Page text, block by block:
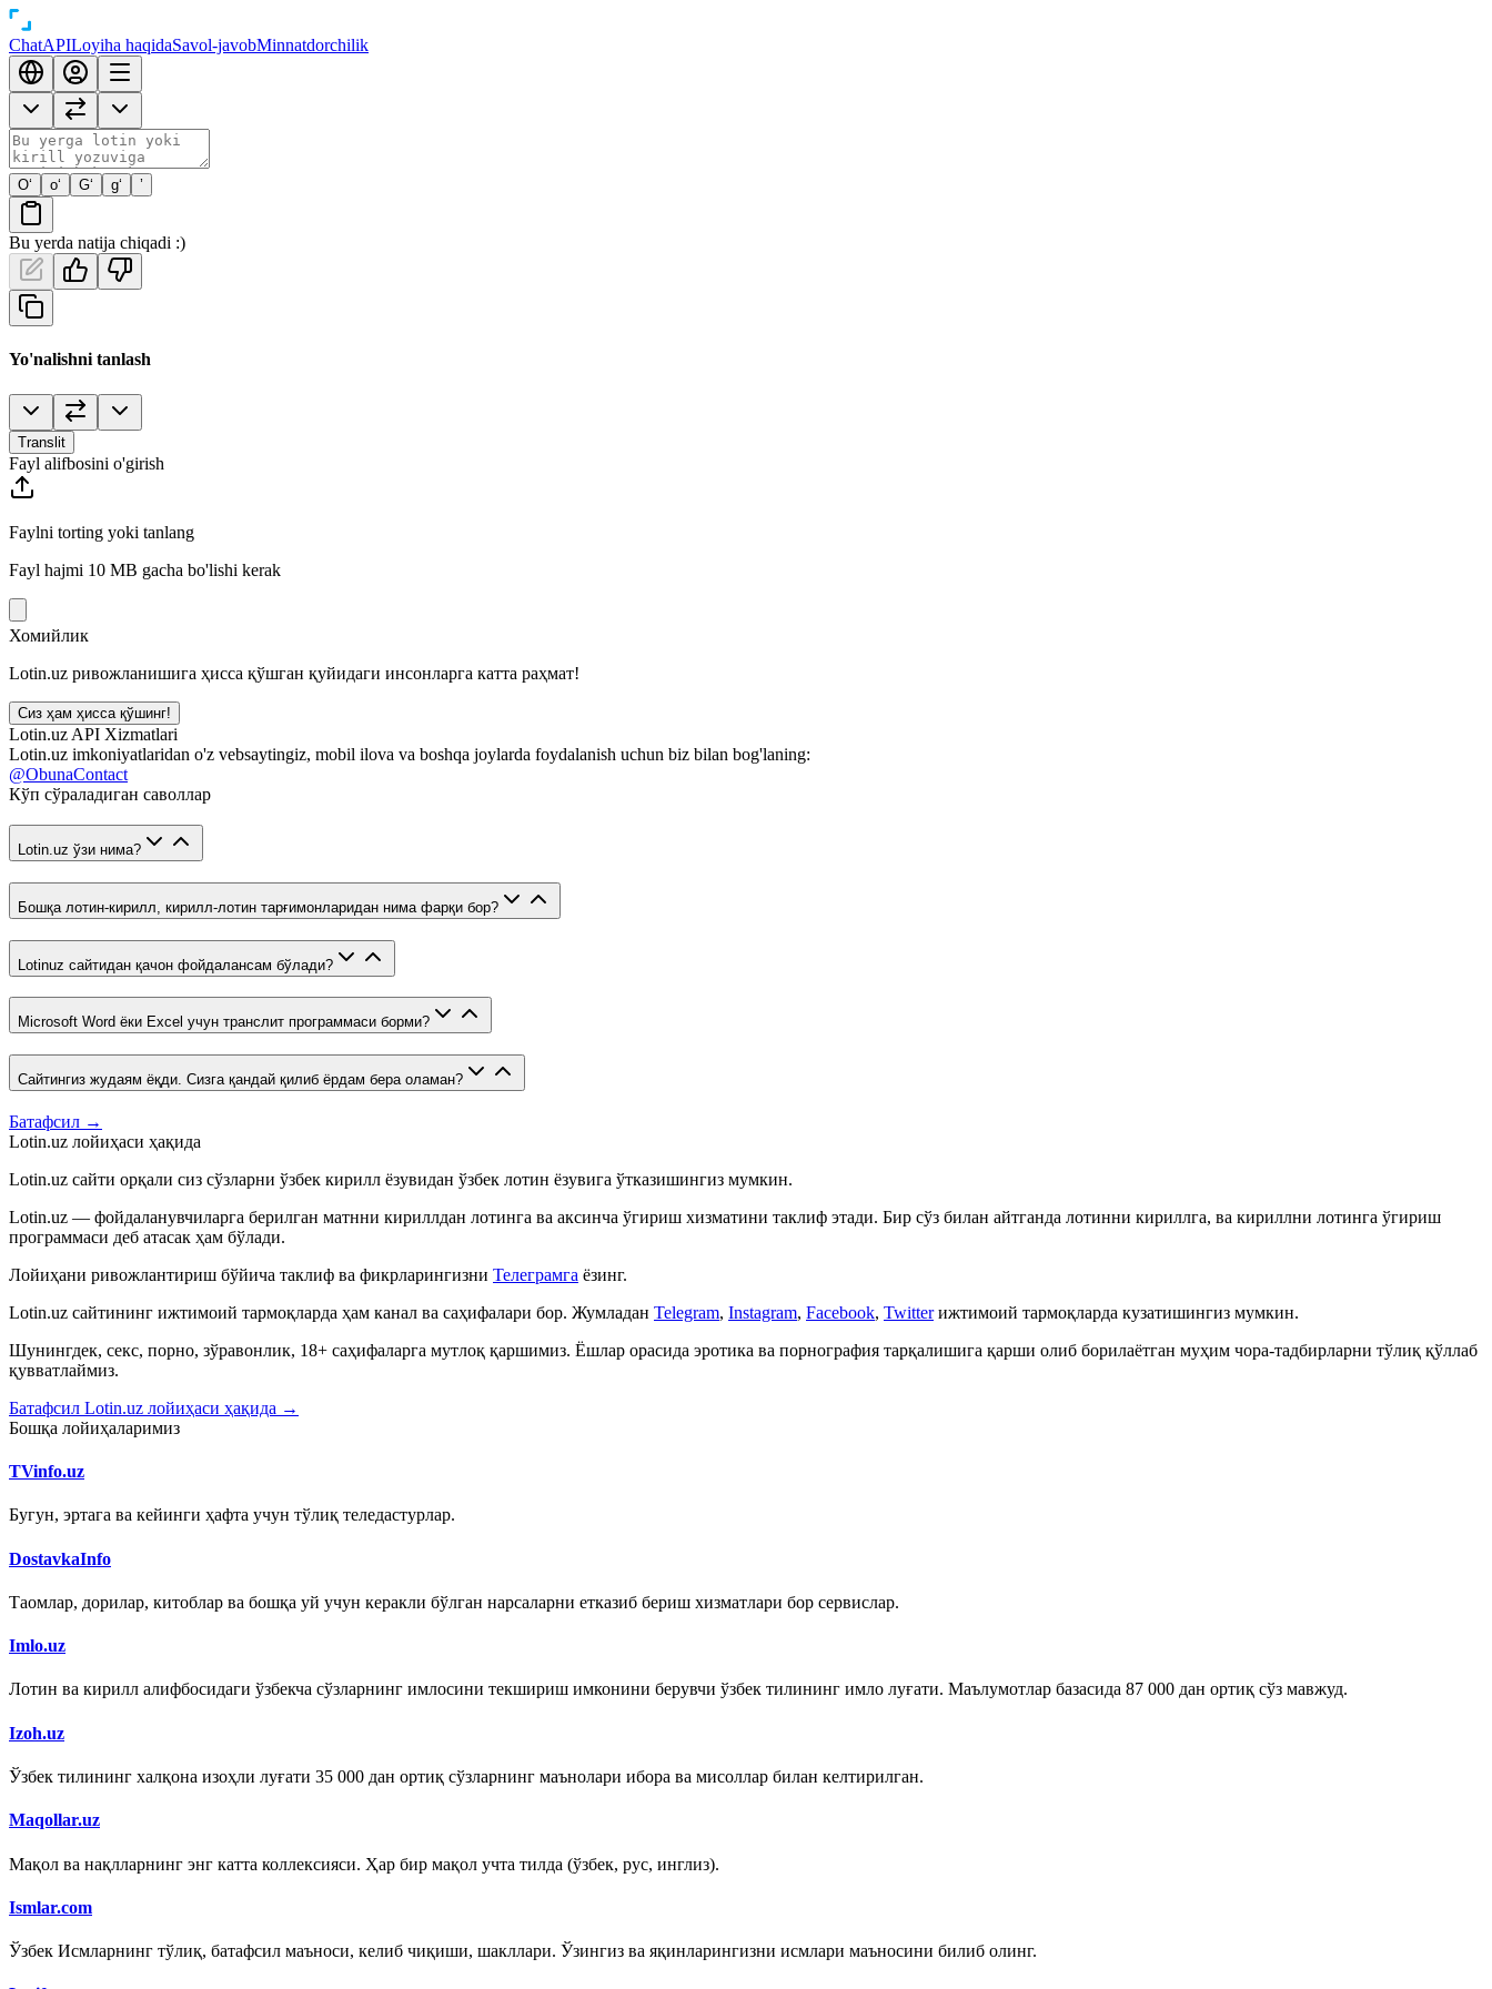
ChatAPILoyiha haqidaSavol-javobMinnatdorchilik
O‘ o‘ G‘ g‘ ’
Bu yerda natija chiqadi :)
Yo'nalishni tanlash
Translit
Fayl alifbosini o'girish
Faylni torting yoki tanlang
Fayl hajmi 10 MB gacha bo'lishi kerak
Хомийлик
Lotin.uz ривожланишига ҳисса қўшган қуйидаги инсонларга катта раҳмат!
Сиз ҳам ҳисса қўшинг!
Lotin.uz API Xizmatlari
Lotin.uz imkoniyatlaridan o'z vebsaytingiz, mobil ilova va boshqa joylarda foydalanish uchun biz bilan bog'laning:
@ObunaContact
Кўп сўраладиган саволлар
Lotin.uz ўзи нима?
Бошқа лотин-кирилл, кирилл-лотин тарғимонларидан нима фарқи бор?
Lotinuz сайтидан қачон фойдалансам бўлади?
Microsoft Word ёки Excel учун транслит программаси борми?
Сайтингиз жудаям ёқди. Сизга қандай қилиб ёрдам бера оламан?
Батафсил →
Lotin.uz лойиҳаси ҳақида
Lotin.uz сайти орқали сиз сўзларни ўзбек кирилл ёзувидан ўзбек лотин ёзувига ўтказишингиз мумкин.
Lotin.uz — фойдаланувчиларга берилган матнни кириллдан лотинга ва аксинча ўгириш хизматини таклиф этади. Бир сўз билан айтганда лотинни кириллга, ва кириллни лотинга ўгириш
программаси деб атасак ҳам бўлади.
Лойиҳани ривожлантириш бўйича таклиф ва фикрларингизни Телеграмга ёзинг.
Lotin.uz сайтининг ижтимоий тармоқларда ҳам канал ва саҳифалари бор. Жумладан Telegram, Instagram, Facebook, Twitter ижтимоий тармоқларда кузатишингиз мумкин.
Шунингдек, секс, порно, зўравонлик, 18+ саҳифаларга мутлоқ қаршимиз. Ёшлар орасида эротика ва порнография тарқалишига қарши олиб борилаётган муҳим чора-тадбирларни тўлиқ қўллаб
қувватлаймиз.
Батафсил Lotin.uz лойиҳаси ҳақида →
Бошқа лойиҳаларимиз
TVinfo.uz
Бугун, эртага ва кейинги ҳафта учун тўлиқ теледастурлар.
DostavkaInfo
Таомлар, дорилар, китоблар ва бошқа уй учун керакли бўлган нарсаларни етказиб бериш хизматлари бор сервислар.
Imlo.uz
Лотин ва кирилл алифбосидаги ўзбекча сўзларнинг имлосини текшириш имконини берувчи ўзбек тилининг имло луғати. Маълумотлар базасида 87 000 дан ортиқ сўз мавжуд.
Izoh.uz
Ўзбек тилининг халқона изоҳли луғати 35 000 дан ортиқ сўзларнинг маънолари ибора ва мисоллар билан келтирилган.
Maqollar.uz
Мақол ва нақлларнинг энг катта коллексияси. Ҳар бир мақол учта тилда (ўзбек, рус, инглиз).
Ismlar.com
Ўзбек Исмларнинг тўлиқ, батафсил маъноси, келиб чиқиши, шакллари. Ўзингиз ва яқинларингизни исмлари маъносини билиб олинг.